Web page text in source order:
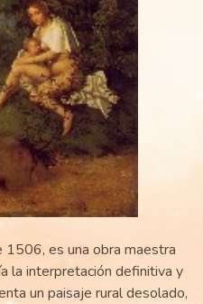
1506, es una obra maestra
la interpretación definitiva y
un paisaje rural desolado,